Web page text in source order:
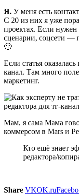
Я. У меня есть
С 20 из них я уже
проектах. Если нужен
сценарии, соцсети —
🙂
Если статья
канал. Там много
маркетинг.
Мам, я сама Мама
коммерсом в Mars и
Кто ещё знает
редактора/
Share VKOK.ru